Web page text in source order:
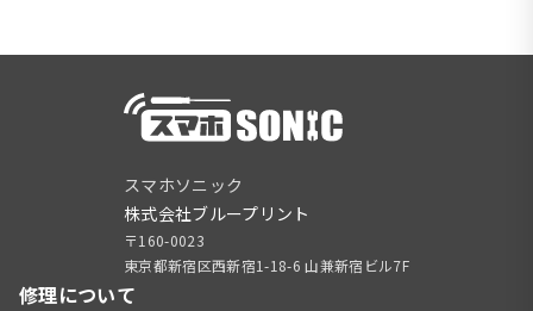
スマホソニック
株式会社ブループリント
〒160-0023
東京都新宿区西新宿1-18-6 山兼新宿ビル7F
修理について